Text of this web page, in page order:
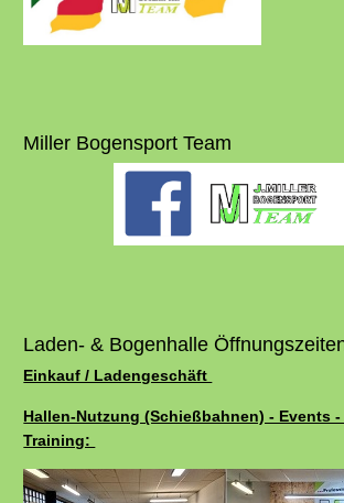
Miller Bogensport Team
Laden- & Bogenhalle
Einkauf / Ladengeschäft
Hallen-Nutzung (Schießbahnen) - Events
Training: